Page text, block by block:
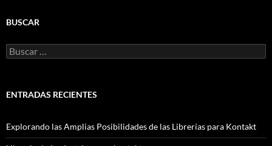
BUSCAR
Buscar:
ENTRADAS RECIENTES
Explorando las Amplias Posibilidades de las Librerías para Kontakt